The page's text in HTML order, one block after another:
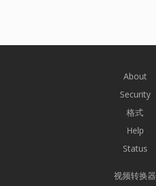
About
Security
格式
Help
Status
视频转换器